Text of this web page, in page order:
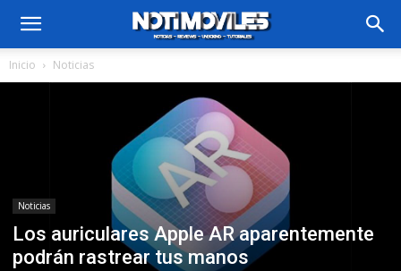
Inicio Noticias
Noticias
Los auriculares Apple AR aparentemente
podrán rastrear tus manos